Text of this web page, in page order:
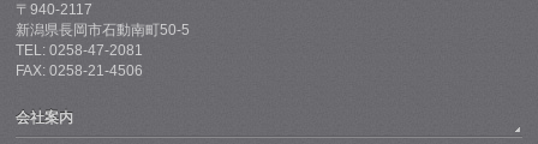
〒940-2117
新潟県長岡市石動南町50-5
TEL: 0258-47-2081
FAX: 0258-21-4506
会社案内